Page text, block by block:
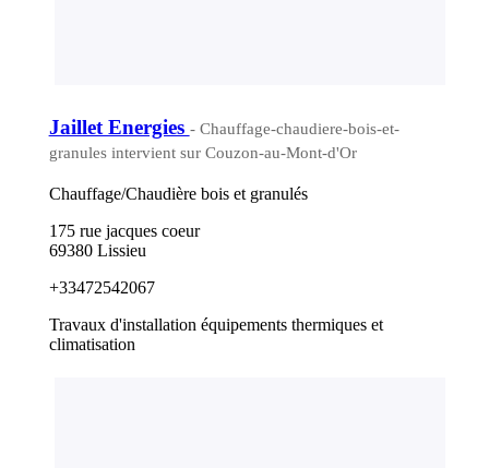
Jaillet Energies - Chauffage-chaudiere-bois-et-
granules intervient sur Couzon-au-Mont-d'Or
Chauffage/Chaudière bois et granulés
175 rue jacques coeur
69380 Lissieu
+33472542067
Travaux d'installation équipements thermiques et
climatisation